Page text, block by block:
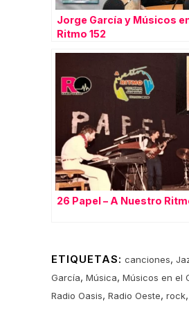
Jorge García y Músicos
Ritmo 152
26 Papel – A Nuestro
ETIQUETAS: canciones,
García, Música, Músicos en el
Radio Oasis, Radio Oeste, rock,